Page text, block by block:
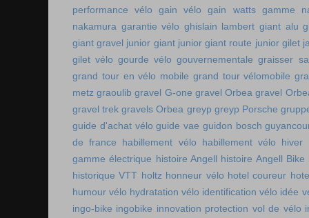
performance vélo
gain vélo gain watts gamme
nakamura garantie vélo ghislain lambert giant alu
giant gravel junior giant junior giant route junior gilet
gilet vélo gourde vélo gouvernementale graisser
grand tour en vélo mobile grand tour vélomobile
metz graoulib gravel G-one gravel Orbea gravel
gravel trek gravels Orbea greyp greyp Porsche
guide d'achat vélo guide vae guidon bosch
de france
habillement vélo habillement vélo hiver
gamme électrique histoire Angell histoire Angell Bike
historique VTT holtz honneur vélo hotel coureur
humour vélo hydratation vélo identification vélo idée
ingo-bike ingobike innovation protection vol de vélo